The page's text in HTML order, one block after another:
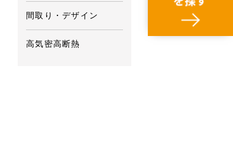
間取り・デザイン
高気密高断熱